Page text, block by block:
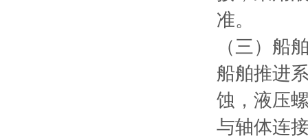
准。
（三）船
船舶推进
蚀，液压
与轴体连